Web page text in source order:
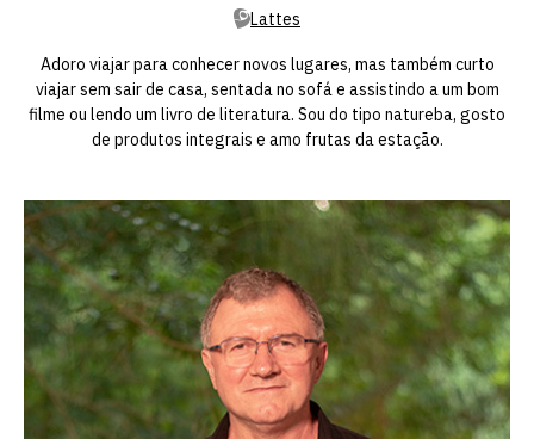
Lattes
Adoro viajar para conhecer novos lugares, mas também curto
viajar sem sair de casa, sentada no sofá e assistindo a um bom
filme ou lendo um livro de literatura. Sou do tipo natureba, gosto
de produtos integrais e amo frutas da estação.